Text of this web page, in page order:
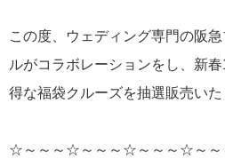
この度、ウェディング専門の阪
ルがコラボレーションをし、新
得な福袋クルーズを抽選販売いた
☆～～～☆～～～☆～～～☆～